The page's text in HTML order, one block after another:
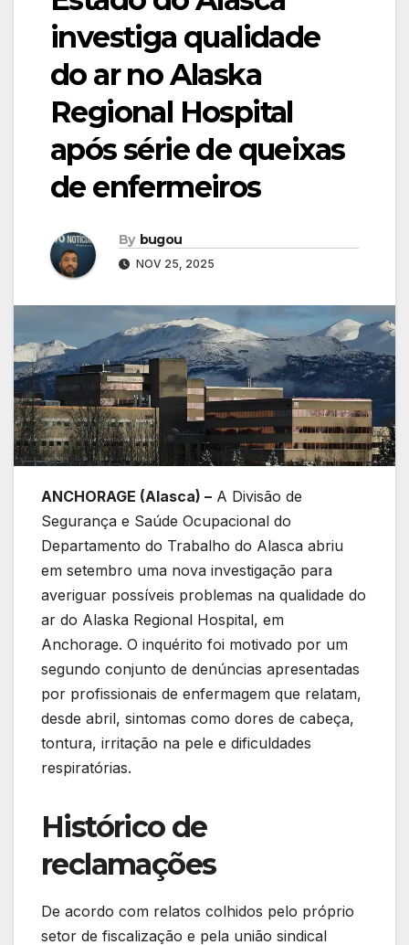
investiga qualidade
do ar no Alaska
Regional Hospital
após série de queixas
de enfermeiros
By bugou
NOV 25, 2025
ANCHORAGE (Alasca) – A Divisão de
Segurança e Saúde Ocupacional do
Departamento do Trabalho do Alasca abriu
em setembro uma nova investigação para
averiguar possíveis problemas na qualidade do
ar do Alaska Regional Hospital, em
Anchorage. O inquérito foi motivado por um
segundo conjunto de denúncias apresentadas
por profissionais de enfermagem que relatam,
desde abril, sintomas como dores de cabeça,
tontura, irritação na pele e dificuldades
respiratórias.
Histórico de
reclamações
De acordo com relatos colhidos pelo próprio
setor de fiscalização e pela união sindical